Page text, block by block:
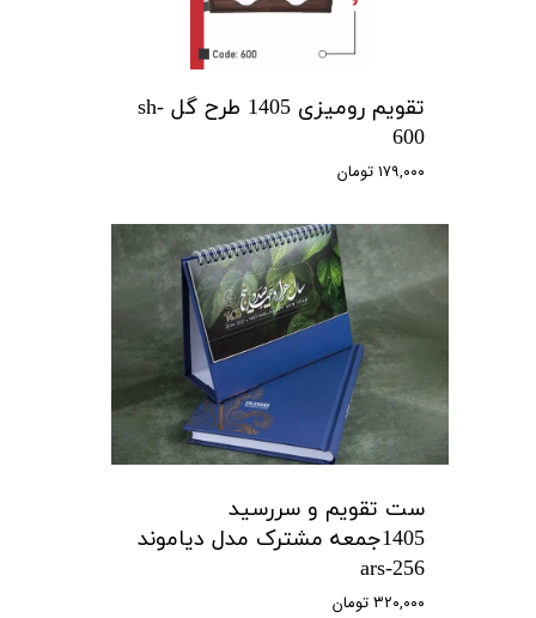
تقویم رومیزی 1405 طرح گل sh-
600
۱۷۹,۰۰۰ تومان
ست تقویم و سررسید
1405جمعه مشترک مدل دیاموند
ars-256
۳۲۰,۰۰۰ تومان